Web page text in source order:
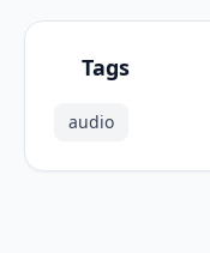
Tags
audio